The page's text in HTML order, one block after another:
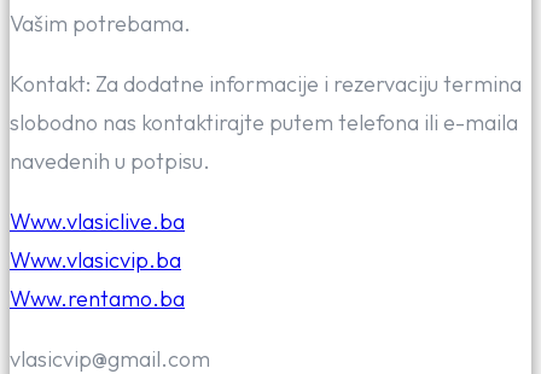
Vašim potrebama.
Kontakt: Za dodatne informacije i rezervaciju termina
slobodno nas kontaktirajte putem telefona ili e-maila
navedenih u potpisu.
Www.vlasiclive.ba
Www.vlasicvip.ba
Www.rentamo.ba
vlasicvip@gmail.com